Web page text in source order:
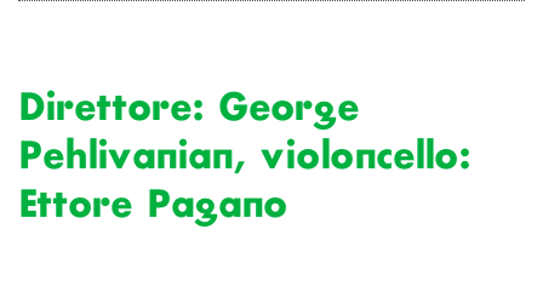
Direttore: George
Pehlivanian, violoncello:
Ettore Pagano